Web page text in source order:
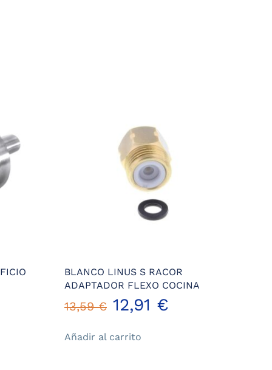
BLANCO LINUS S RACOR
ADAPTADOR FLEXO COCINA
13,59€ El
precio
12,91 €
Añadir al carrito